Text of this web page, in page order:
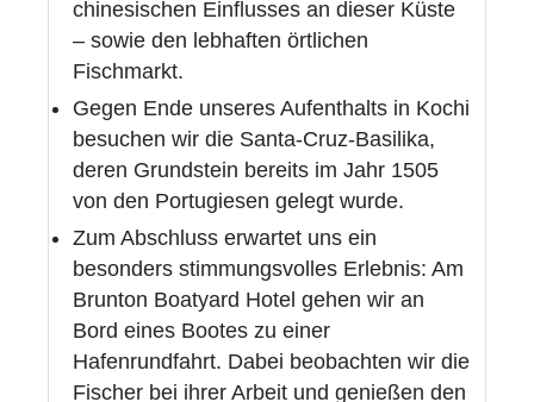
chinesischen Einflusses an dieser Küste
– sowie den lebhaften örtlichen
Fischmarkt.
Gegen Ende unseres Aufenthalts in Kochi
besuchen wir die Santa-Cruz-Basilika,
deren Grundstein bereits im Jahr 1505
von den Portugiesen gelegt wurde.
Zum Abschluss erwartet uns ein
besonders stimmungsvolles Erlebnis: Am
Brunton Boatyard Hotel gehen wir an
Bord eines Bootes zu einer
Hafenrundfahrt. Dabei beobachten wir die
Fischer bei ihrer Arbeit und genießen den